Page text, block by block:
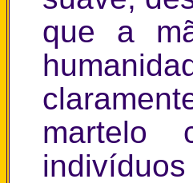
que a
martelo